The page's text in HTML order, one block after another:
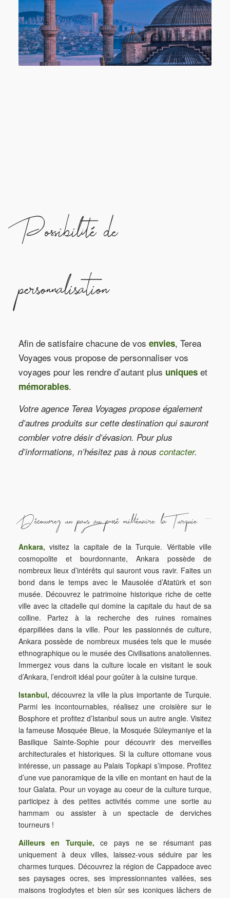
Possibilité de
personnalisation
Afin de satisfaire chacune de vos envies, Terea
Voyages vous propose de personnaliser vos
voyages pour les rendre d’autant plus uniqueset
mémorables.
Votre agence Terea Voyages propose également
d’autres produits sur cette destination qui sauront
combler votre désir d’évasion. Pour plus
d’informations, n’hésitez pas à nous contacter.
Découvrez un pays au passé millénaire, la Turquie
Ankara,visitez la capitale de la Turquie. Véritable ville
cosmopolite et bourdonnante, Ankara possède de
nombreux lieux d’intérêts qui sauront vous ravir. Faites un
bond dans le temps avec le Mausolée d’Atatürk et son
musée. Découvrez le patrimoine historique riche de cette
ville avec la citadelle qui domine la capitale du haut de sa
colline. Partez à la recherche des ruines romaines
éparpillées dans la ville. Pour les passionnés de culture,
Ankara possède de nombreux musées tels que le musée
ethnographique ou le musée des Civilisations anatoliennes.
Immergez vous dans la culture locale en visitant le souk
d’Ankara, l’endroit idéal pour goûter à la cuisine turque.
Istanbul,découvrez la ville la plus importante de Turquie.
Parmi les incontournables, réalisez une croisière sur le
Bosphore et profitez d’Istanbul sous un autre angle. Visitez
la fameuse Mosquée Bleue, la Mosquée Süleymaniye et la
Basilique Sainte-Sophie pour découvrir des merveilles
architecturales et historiques. Si la culture ottomane vous
intéresse, un passage au Palais Topkapi s’impose. Profitez
d’une vue panoramique de la ville en montant en haut de la
tour Galata. Pour un voyage au coeur de la culture turque,
participez à des petites activités comme une sortie au
hammam ou assister à un spectacle de derviches
tourneurs !
Ailleurs en Turquie,ce pays ne se résumant pas
uniquement à deux villes, laissez-vous séduire par les
charmes turques. Découvrez la région de Cappadoce avec
ses paysages ocres, ses impressionnantes vallées, ses
maisons troglodytes et bien sûr ses iconiques lâchers de